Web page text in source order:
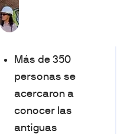
Más de 350
personas se
acercaron a
conocer las
antiguas